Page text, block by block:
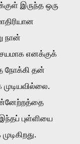
இருந்த ஒரு
நான்
எனக்குக்
நோக்கி தன்
புள்ளியை